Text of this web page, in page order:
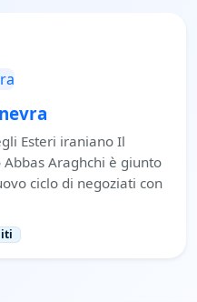
Esteri iraniano Il
Araghchi è giunto
ciclo di negoziati con